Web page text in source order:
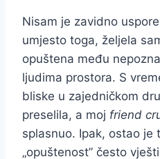
Nisam je zavidno
umjesto toga, željela
opuštena među
ljudima prostora. S
bliske u zajedničkom
preselila, a moj friend
splasnuo. Ipak, ostao je
„opuštenost” često